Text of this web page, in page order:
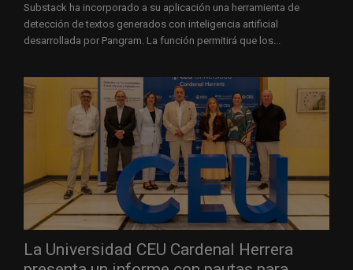
Substack ha incorporado a su aplicación una herramienta de
detección de textos generados con inteligencia artificial
desarrollada por Pangram. La función permitirá que los...
La Universidad CEU Cardenal Herrera